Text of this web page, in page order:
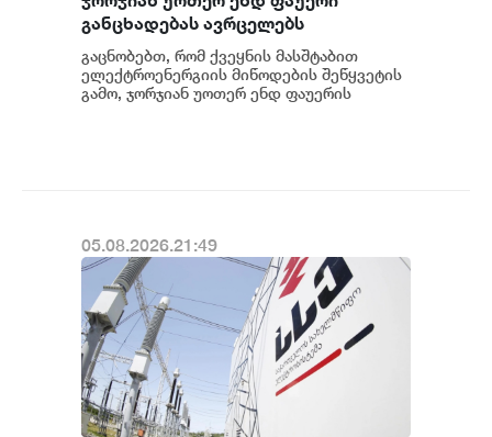
განცხადებას ავრცელებს
გაცნობებთ, რომ ქვეყნის მასშტაბით
ელექტროენერგიის მიწოდების შეწყვეტის
გამო, ჯორჯიან უოთერ ენდ ფაუერის
05.08.2026.21:49